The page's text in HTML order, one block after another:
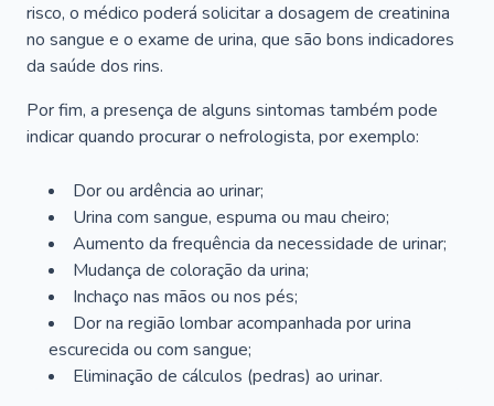
risco, o médico poderá solicitar a dosagem de creatinina
no sangue e o exame de urina, que são bons indicadores
da saúde dos rins.
Por fim, a presença de alguns sintomas também pode
indicar quando procurar o nefrologista, por exemplo:
Dor ou ardência ao urinar;
Urina com sangue, espuma ou mau cheiro;
Aumento da frequência da necessidade de urinar;
Mudança de coloração da urina;
Inchaço nas mãos ou nos pés;
Dor na região lombar acompanhada por urina
escurecida ou com sangue;
Eliminação de cálculos (pedras) ao urinar.